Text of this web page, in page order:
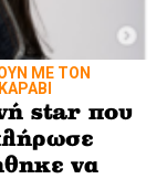
ΜΕ ΤΟΝ
star που
να